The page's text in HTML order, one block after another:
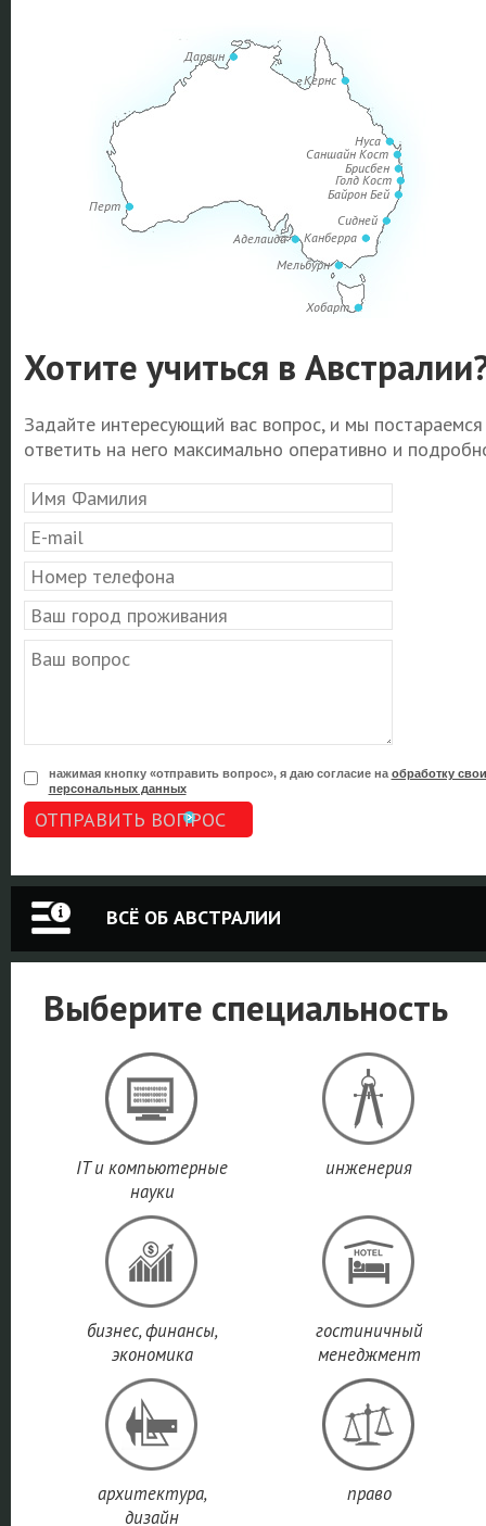
Сидней
Аделаида
Байрон Бей
Брисбен
Голд Кост
Канберра
Кернс
Мельбурн
Перт
Саншайн Кост
Хобарт
Нуса
Дарвин
Хотите учиться в
Задайте интересующий вас вопрос, и мы постараемся
ответить на него максимально оперативно и
нажимая кнопку «отправить вопрос», я даю согласие на обработку
персональных данных
ОТПРАВИТЬ ВОПРОС
ВСЁ ОБ АВСТРАЛИИ
Выберите специальность
IT и компьютерные
науки
инженерия
бизнес, финансы,
экономика
гостиничный
менеджмент
архитектура,
дизайн
право